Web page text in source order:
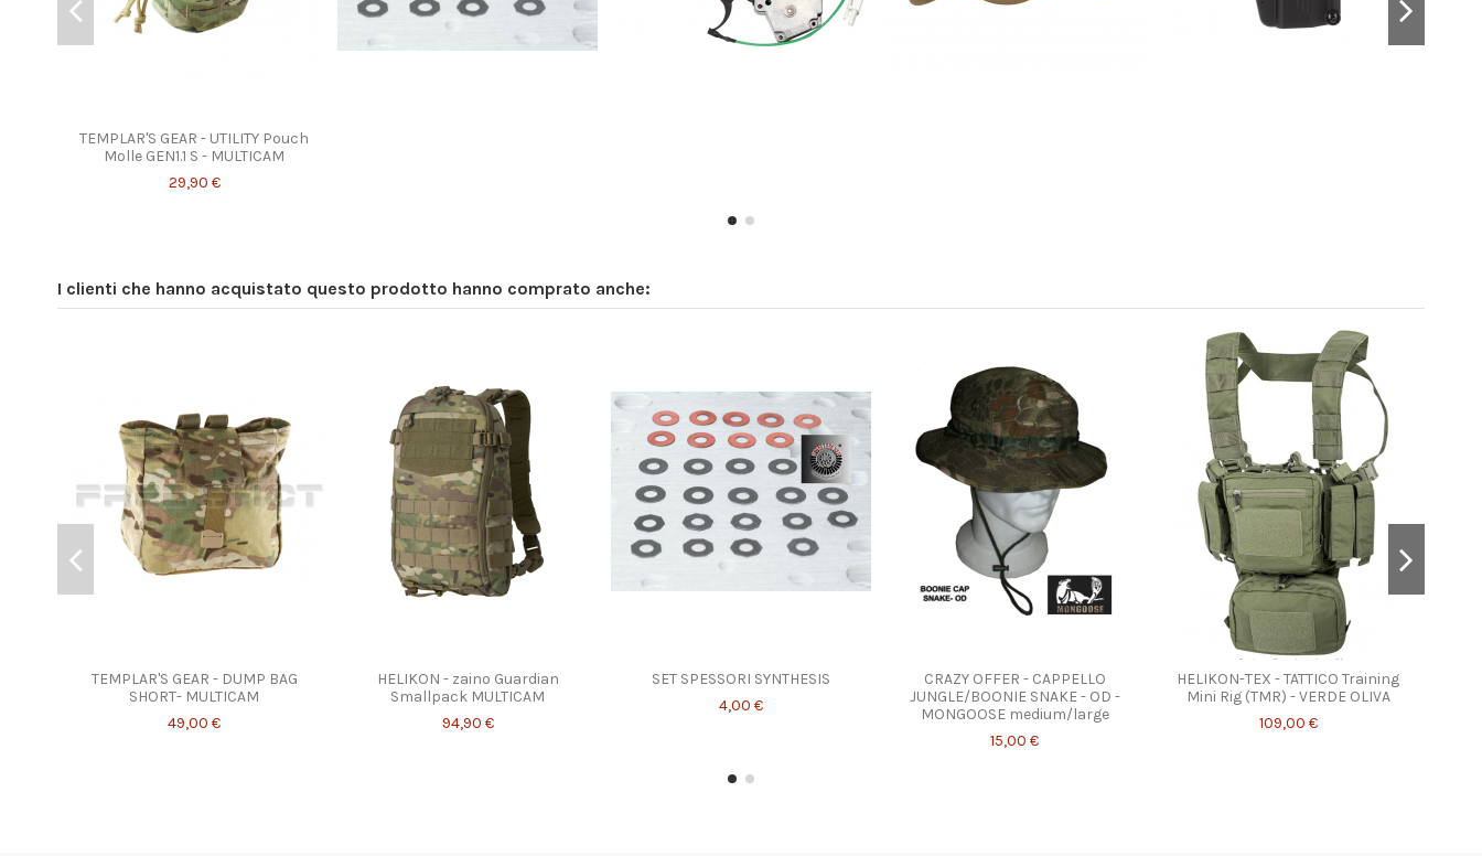
TEMPLAR'S GEAR - UTILITY Pouch
Molle GEN1.1 S - MULTICAM
29,90 €
I clienti che hanno acquistato questo prodotto hanno comprato anche:
TEMPLAR'S GEAR - DUMP BAG
SHORT- MULTICAM
49,00 €
HELIKON - zaino Guardian
Smallpack MULTICAM
94,90 €
SET SPESSORI SYNTHESIS
4,00 €
CRAZY OFFER - CAPPELLO
JUNGLE/BOONIE SNAKE - OD -
MONGOOSE medium/large
15,00 €
HELIKON-TEX - TATTICO Training
Mini Rig (TMR) - VERDE OLIVA
109,00 €